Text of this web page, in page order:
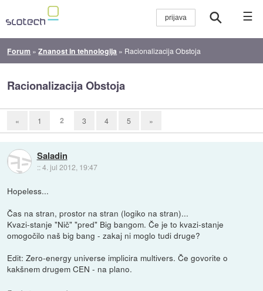
☰
Forum »Znanost in tehnologija » Racionalizacija Obstoja
Racionalizacija Obstoja
« 1 2 3 4 5 »
Saladin
::4. jul 2012, 19:47
Hopeless...
Čas na stran, prostor na stran (logiko na stran)...
Kvazi-stanje "Nič" "pred" Big bangom. Če je to kvazi-stanje
omogočilo naš big bang - zakaj ni moglo tudi druge?
Edit: Zero-energy universe implicira multivers. Če govorite o
kakšnem drugem CEN - na plano.